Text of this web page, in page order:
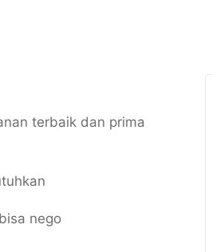
terbaik dan prima
nego